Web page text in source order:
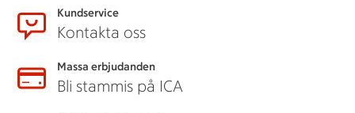
Kundservice
Kontakta oss
Massa erbjudanden
Bli stammis på ICA